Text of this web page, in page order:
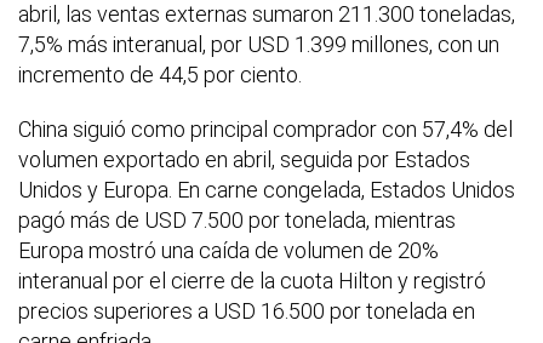
abril, las ventas externas sumaron 211.300 toneladas,
7,5% más interanual, por USD 1.399 millones, con un
incremento de 44,5 por ciento.
China siguió como principal comprador con 57,4% del
volumen exportado en abril, seguida por Estados
Unidos y Europa. En carne congelada, Estados Unidos
pagó más de USD 7.500 por tonelada, mientras
Europa mostró una caída de volumen de 20%
interanual por el cierre de la cuota Hilton y registró
precios superiores a USD 16.500 por tonelada en